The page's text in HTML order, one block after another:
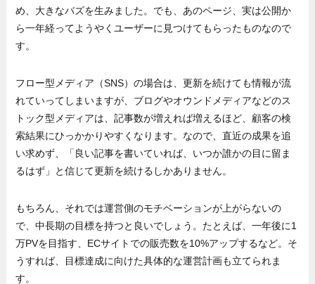
め、大きなバズを生みました。でも、あのページ、実は公開か
ら一年経ってようやくユーザーに見つけてもらったものなので
す。
フロー型メディア（SNS）の場合は、更新を続けても情報が流
れていってしまいますが、ブログやオウンドメディアなどのス
トック型メディアは、記事数が増えれば増えるほど、顧客の検
索結果にひっかかりやすくなります。なので、直近の成果を追
い求めず、「良い記事を書いていれば、いつか誰かの目に留ま
るはず」と信じて更新を続けるしかありません。
もちろん、それでは運営側のモチベーションが上がらないの
で、中長期の目標を持つと良いでしょう。たとえば、一年後に1
万PVを目指す、ECサイトでの販売数を10%アップするなど。そ
うすれば、目標達成に向けた具体的な運営計画も立てられま
す。